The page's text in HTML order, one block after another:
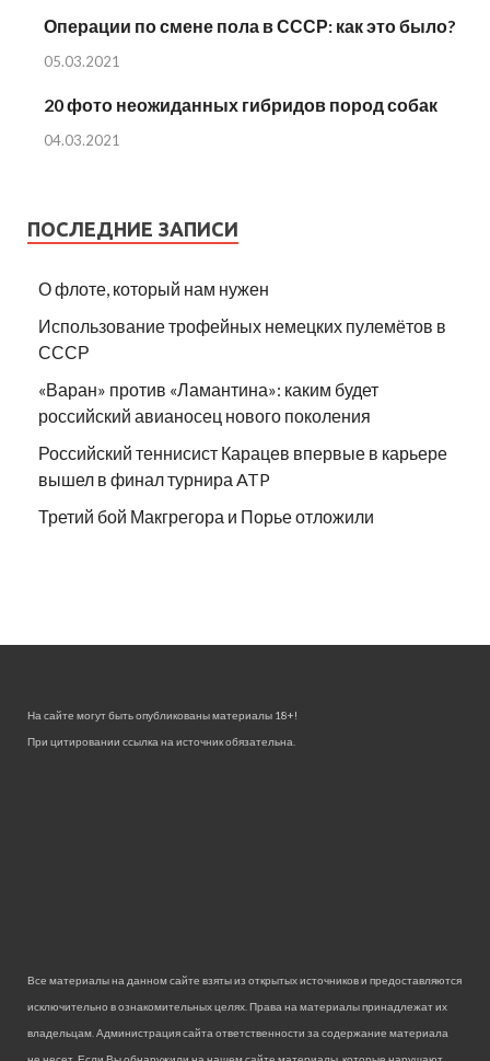
Операции по смене пола в СССР: как это было?
05.03.2021
20 фото неожиданных гибридов пород собак
04.03.2021
ПОСЛЕДНИЕ ЗАПИСИ
О флоте, который нам нужен
Использование трофейных немецких пулемётов в
СССР
«Варан» против «Ламантина»: каким будет
российский авианосец нового поколения
Российский теннисист Карацев впервые в карьере
вышел в финал турнира ATP
Третий бой Макгрегора и Порье отложили
На сайте могут быть опубликованы материалы 18+!
При цитировании ссылка на источник обязательна.
Все материалы на данном сайте взяты из открытых источников и предоставляются
исключительно в ознакомительных целях. Права на материалы принадлежат их
владельцам. Администрация сайта ответственности за содержание материала